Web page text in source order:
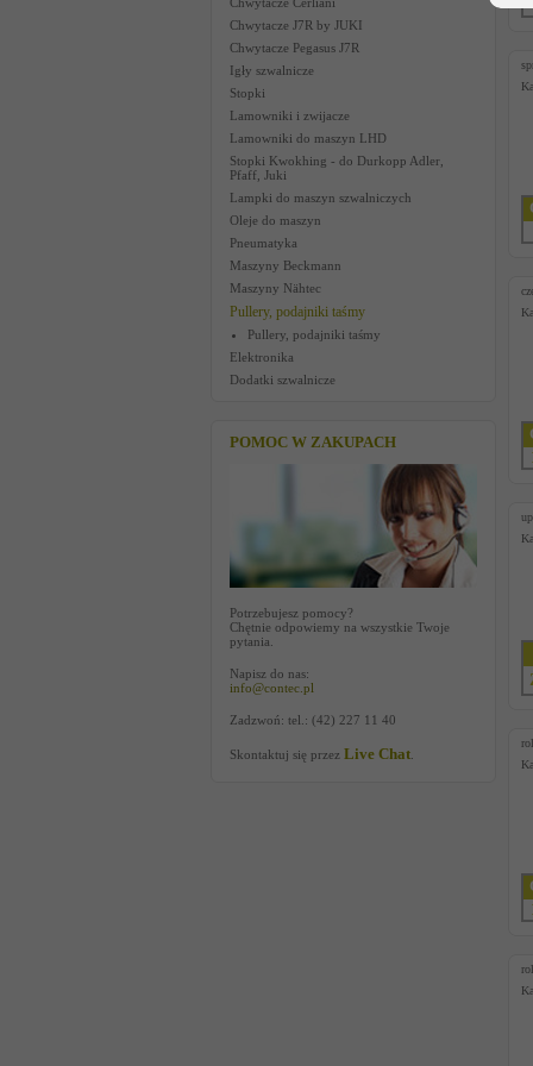
Chwytacze J7R by JUKI
Chwytacze Pegasus J7R
Igły szwalnicze
Stopki
Lamowniki i zwijacze
Lamowniki do maszyn LHD
Stopki Kwokhing - do Durkopp Adler,
Pfaff, Juki
Lampki do maszyn szwalniczych
Oleje do maszyn
Pneumatyka
Maszyny Beckmann
Maszyny Nähtec
Pullery, podajniki taśmy
Pullery, podajniki taśmy
Elektronika
Dodatki szwalnicze
POMOC W ZAKUPACH
Potrzebujesz pomocy?
Chętnie odpowiemy na wszystkie Twoje
pytania.
Napisz do nas:
info@contec.pl
Zadzwoń: tel.: (42) 227 11 40
Skontaktuj się przez Live Chat